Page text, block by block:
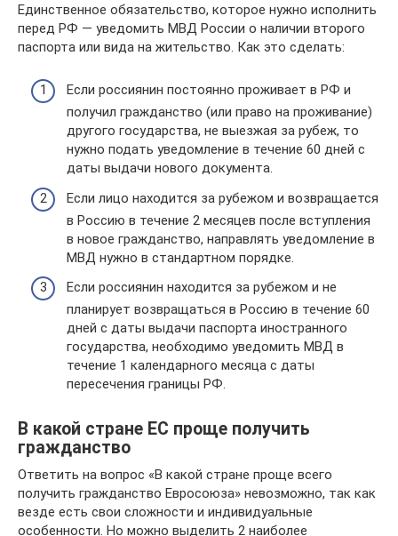
Единственное обязательство, которое нужно исполнить
перед РФ — уведомить МВД России о наличии второго
паспорта или вида на жительство. Как это сделать:
Если россиянин постоянно проживает в РФ и
получил гражданство (или право на проживание)
другого государства, не выезжая за рубеж, то
нужно подать уведомление в течение 60 дней с
даты выдачи нового документа.
Если лицо находится за рубежом и возвращается
в Россию в течение 2 месяцев после вступления
в новое гражданство, направлять уведомление в
МВД нужно в стандартном порядке.
Если россиянин находится за рубежом и не
планирует возвращаться в Россию в течение 60
дней с даты выдачи паспорта иностранного
государства, необходимо уведомить МВД в
течение 1 календарного месяца с даты
пересечения границы РФ.
В какой стране ЕС проще получить
гражданство
Ответить на вопрос «В какой стране проще всего
получить гражданство Евросоюза» невозможно, так как
везде есть свои сложности и индивидуальные
особенности. Но можно выделить 2 наиболее